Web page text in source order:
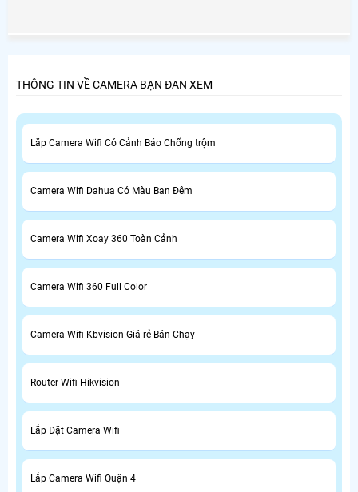
THÔNG TIN VỀ CAMERA BẠN ĐAN XEM
Lắp Camera Wifi Có Cảnh Báo Chống trộm
Camera Wifi Dahua Có Màu Ban Đêm
Camera Wifi Xoay 360 Toàn Cảnh
Camera Wifi 360 Full Color
Camera Wifi Kbvision Giá rẻ Bán Chạy
Router Wifi Hikvision
Lắp Đặt Camera Wifi
Lắp Camera Wifi Quận 4